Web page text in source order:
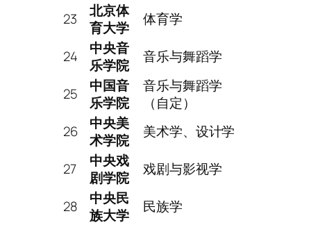
23
北京体
育大学
体育学
24
中央音
乐学院
音乐与舞蹈学
25
中国音
乐学院
音乐与舞蹈学
（自定）
26
中央美
术学院
美术学、设计学
27
中央戏
剧学院
戏剧与影视学
28
中央民
族大学
民族学